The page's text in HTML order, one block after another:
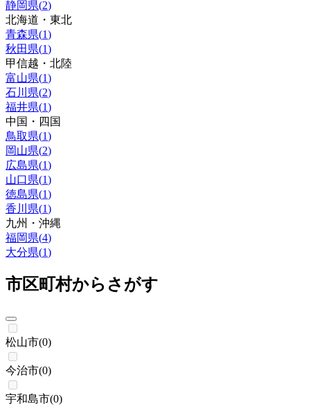
静岡県(2)
北海道・東北
青森県(1)
秋田県(1)
甲信越・北陸
富山県(1)
石川県(2)
福井県(1)
中国・四国
鳥取県(1)
岡山県(2)
広島県(1)
山口県(1)
徳島県(1)
香川県(1)
九州・沖縄
福岡県(4)
大分県(1)
市区町村からさがす
松山市(0)
今治市(0)
宇和島市(0)